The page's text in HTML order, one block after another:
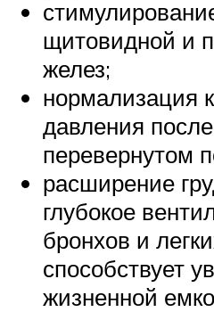
щитовидной и
желез;
нормализация
давления
перевернутом
расширение
глубокое
бронхов и
способствует
жизненной